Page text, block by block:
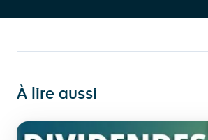
À lire aussi